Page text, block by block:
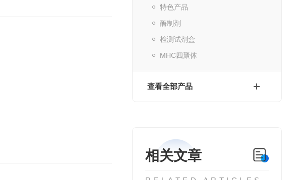
特色产品
酶制剂
检测试剂盒
MHC四聚体
查看全部产品
相关文章